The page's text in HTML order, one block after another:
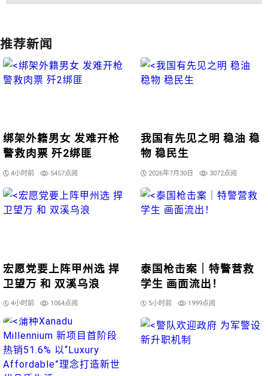
推荐新闻
绑架外籍男女 发难开枪
警救肉票 歼2绑匪
4小时前 5457点阅
我国有先见之明 稳油 稳
物 稳民生
2026年7月30日 3072点阅
宏愿党要上阵甲州选 捍
卫望万 和 双溪乌浪
4小时前 1064点阅
泰国枪击案｜特警营救
学生 画面流出！
5小时前 1999点阅